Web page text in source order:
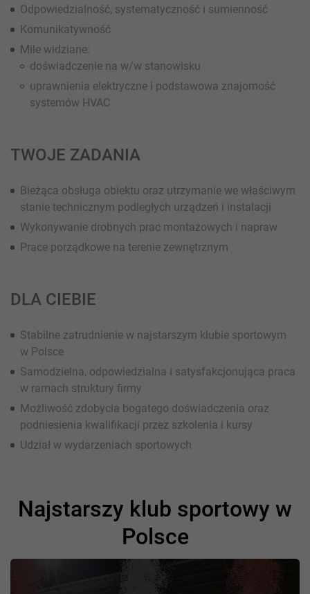
Odpowiedzialność, systematyczność i sumienność
Komunikatywność
Mile widziane:
doświadczenie na w/w stanowisku
uprawnienia elektryczne i podstawowa znajomość
systemów HVAC
TWOJE ZADANIA
Bieżąca obsługa obiektu oraz utrzymanie we właściwym
stanie technicznym podległych urządzeń i instalacji
Wykonywanie drobnych prac montażowych i napraw
Prace porządkowe na terenie zewnętrznym
DLA CIEBIE
Stabilne zatrudnienie w najstarszym klubie sportowym
w Polsce
Samodzielna, odpowiedzialna i satysfakcjonująca praca
w ramach struktury firmy
Możliwość zdobycia bogatego doświadczenia oraz
podniesienia kwalifikacji przez szkolenia i kursy
Udział w wydarzeniach sportowych
Najstarszy klub sportowy w
Polsce